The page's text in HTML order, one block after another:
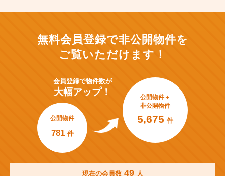
無料会員登録で非公開物件を
ご覧いただけます！
会員登録で物件数が
大幅アップ！
公開物件
781 件
公開物件＋
非公開物件
5,675 件
現在の会員数 49 人